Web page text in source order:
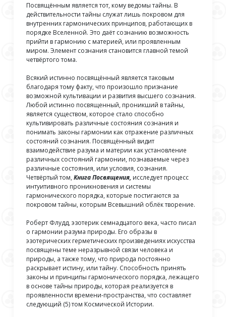
Посвящённым является тот, кому ведомы тайны. В
действительности тайны служат лишь покровом для
внутренних гармонических принципов, работающих в
порядке Вселенной. Это даёт сознанию возможность
прийти в гармонию с материей, или проявленным
миром. Элемент сознания становится главной темой
четвёртого тома.
Всякий истинно посвящённый является таковым
благодаря тому факту, что произошло признание
возможной культивации и развития высшего сознания.
Любой истинно посвященный, проникший в тайны,
является существом, которое стало способно
культивировать различные состояния сознания и
понимать законы гармонии как отражение различных
состояний сознания. Посвящённый видит
взаимодействие разума и материи как установление
различных состояний гармонии, познаваемые через
различные состояния, или условия, сознания.
Четвёртый том,Книга Посвящения, исследует процесс
интуитивного проникновения и системы
гармонического порядка, которые постигаются за
покровом тайны, которым Всевышний облёк творение.
Роберт Флудд, эзотерик семнадцатого века, часто писал
о гармонии разума природы. Его образы в
эзотерических герметических произведениях искусства
посвящены теме неразрывной связи человека и
природы, а также тому, что природа постоянно
раскрывает истину, или тайну. Способность принять
законы и принципы гармонического порядка, лежащего
в основе тайны природы, которая реализуется в
проявленности времени-пространства, что составляет
следующий (5) том Космической Истории.